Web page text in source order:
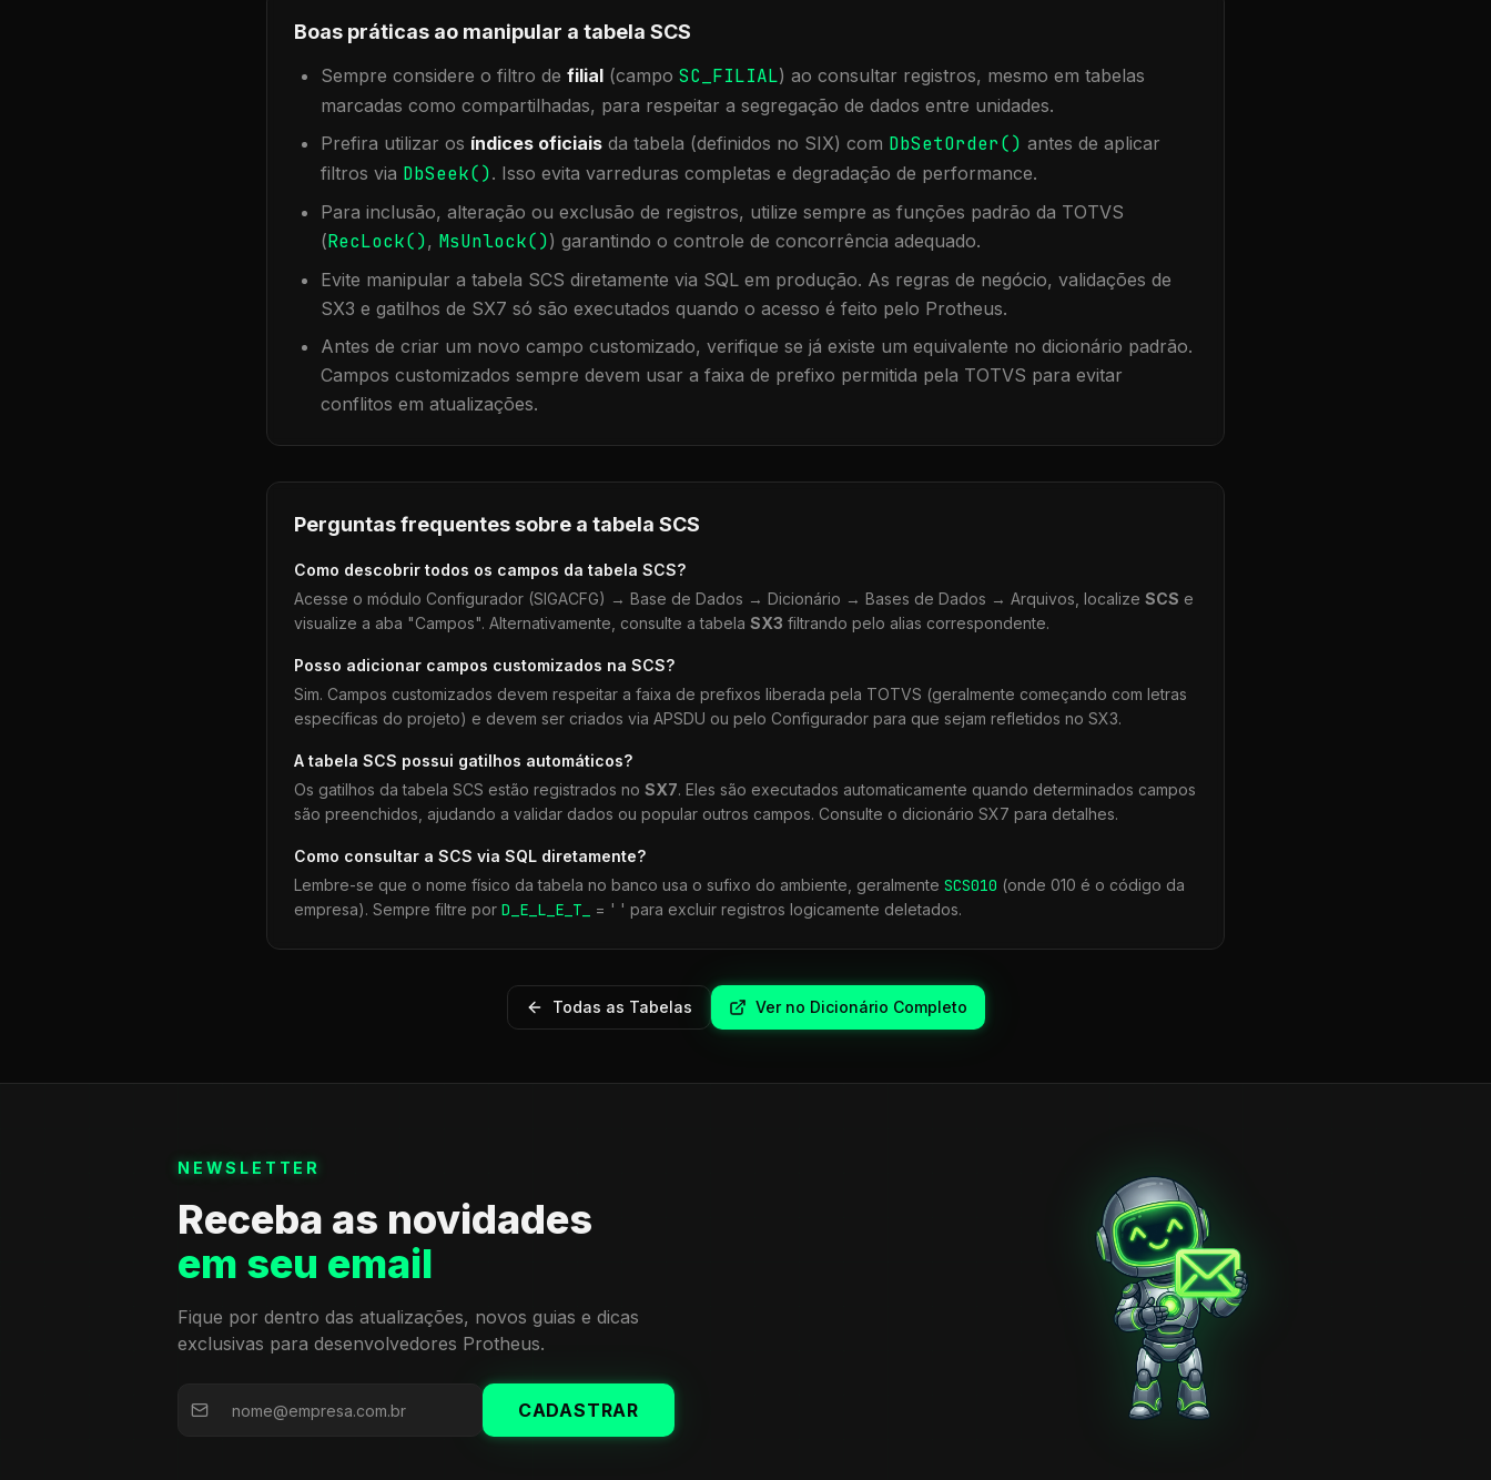
Boas práticas ao manipular a tabela SCS
Sempre considere o filtro de filial (campo SC_FILIAL) ao consultar registros, mesmo em tabelas
marcadas como compartilhadas, para respeitar a segregação de dados entre unidades.
Prefira utilizar os índices oficiais da tabela (definidos no SIX) com DbSetOrder() antes de aplicar
filtros via DbSeek(). Isso evita varreduras completas e degradação de performance.
Para inclusão, alteração ou exclusão de registros, utilize sempre as funções padrão da TOTVS
(RecLock(), MsUnlock()) garantindo o controle de concorrência adequado.
Evite manipular a tabela SCS diretamente via SQL em produção. As regras de negócio, validações de
SX3 e gatilhos de SX7 só são executados quando o acesso é feito pelo Protheus.
Antes de criar um novo campo customizado, verifique se já existe um equivalente no dicionário padrão.
Campos customizados sempre devem usar a faixa de prefixo permitida pela TOTVS para evitar
conflitos em atualizações.
Perguntas frequentes sobre a tabela SCS
Como descobrir todos os campos da tabela SCS?
Acesse o módulo Configurador (SIGACFG) → Base de Dados → Dicionário → Bases de Dados → Arquivos, localize SCS e
visualize a aba "Campos". Alternativamente, consulte a tabela SX3 filtrando pelo alias correspondente.
Posso adicionar campos customizados na SCS?
Sim. Campos customizados devem respeitar a faixa de prefixos liberada pela TOTVS (geralmente começando com letras
específicas do projeto) e devem ser criados via APSDU ou pelo Configurador para que sejam refletidos no SX3.
A tabela SCS possui gatilhos automáticos?
Os gatilhos da tabela SCS estão registrados no SX7. Eles são executados automaticamente quando determinados campos
são preenchidos, ajudando a validar dados ou popular outros campos. Consulte o dicionário SX7 para detalhes.
Como consultar a SCS via SQL diretamente?
Lembre-se que o nome físico da tabela no banco usa o sufixo do ambiente, geralmente SCS010 (onde 010 é o código da
empresa). Sempre filtre por D_E_L_E_T_ = ' ' para excluir registros logicamente deletados.
Todas as Tabelas Ver no Dicionário Completo
NEWSLETTER
Receba as novidades
em seu email
Fique por dentro das atualizações, novos guias e dicas
exclusivas para desenvolvedores Protheus.
CADASTRAR